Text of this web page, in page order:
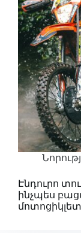
Էնդուրո
ինչպես